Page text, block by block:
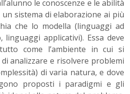
le conoscenze e le abilità
un sistema di elaborazione ai più
che lo modella (linguaggi ad
applicativi). Essa deve
come l’ambiente in cui si
analizzare e risolvere problemi
di varia natura, e dove
proposti i paradigmi e gli